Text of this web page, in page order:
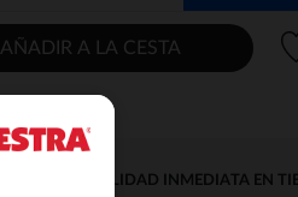
AÑADIR A LA CESTA
DISPONIBILIDAD INMEDIATA EN